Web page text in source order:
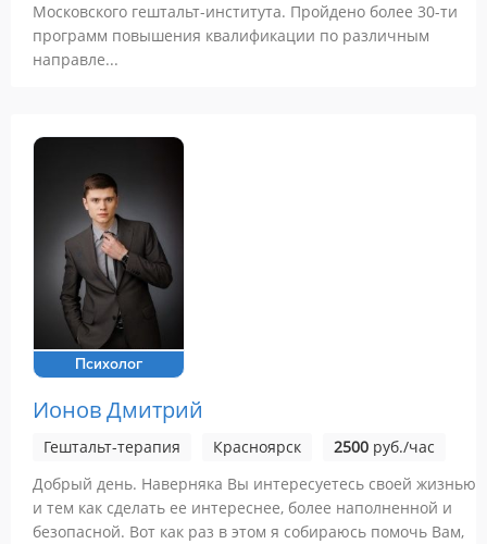
Московского гештальт-института. Пройдено более 30-ти
программ повышения квалификации по различным
направле...
Психолог
Ионов Дмитрий
Гештальт-терапия Красноярск 2500 руб./час
Добрый день. Наверняка Вы интересуетесь своей жизнью
и тем как сделать ее интереснее, более наполненной и
безопасной. Вот как раз в этом я собираюсь помочь Вам,